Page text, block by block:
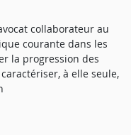
collaborateur au
courante dans les
la progression des
à elle seule,